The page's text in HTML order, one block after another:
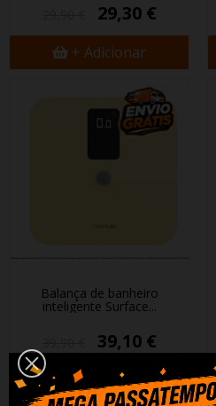
29,30 €
+ Adicionar
Balança de banheiro
inteligente Surface...
39,10 €
+ Adicionar